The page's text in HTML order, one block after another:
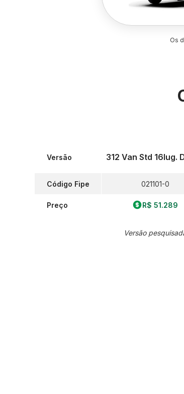
Os
Versão
Código Fipe
Preço
312 Van Std 16lug.
021101-0
R$ 51.289
Versão